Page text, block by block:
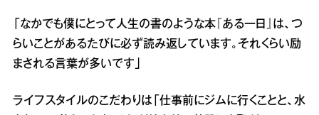
「なかでも僕にとって人生の書のような本『ある一日』は、つ
らいことがあるたびに必ず読み返しています。それくらい励
まされる言葉が多いです」
ライフスタイルのこだわりは「仕事前にジムに行くことと、水